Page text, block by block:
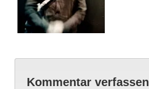
Kommentar verfassen